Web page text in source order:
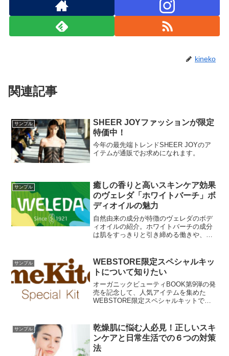
kineko
関連記事
サンプル
SHEER JOYファッションが限定
特価中！
今年の最先端トレンドSHEER JOYのア
イテムが通販でお求めになれます。
サンプル
癒しの香りと高いスキンケア効果
のヴェレダ「ホワイトバーチ」ボ
ディオイルの魅力
自然由来の成分が特徴のヴェレダのボデ
ィオイルの紹介。ホワイトバーチの成分
は肌をすっきりと引き締める働きや、疲
効果があります。
サンプル
WEBSTORE限定スペシャルキッ
トについて知りたい
オーガニックビューティBOOK第9弾の発
売を記念して、人気アイテムを集めた
WEBSTORE限定スペシャルキットで
うです。
サンプル
乾燥肌に悩む人必見！正しいスキ
ンケアと日常生活での６つの対策
法